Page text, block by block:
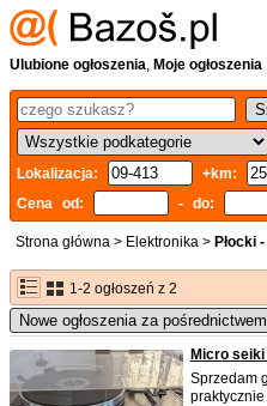
Ulubione ogłoszenia, Moje ogłoszenia
Lokalizacja:
+km:
Cena od:
- do:
Strona główna > Elektronika > Płocki
1-2 ogłoszeń z 2
Nowe ogłoszenia za
Micro seiki
Sprzedam
praktycznie